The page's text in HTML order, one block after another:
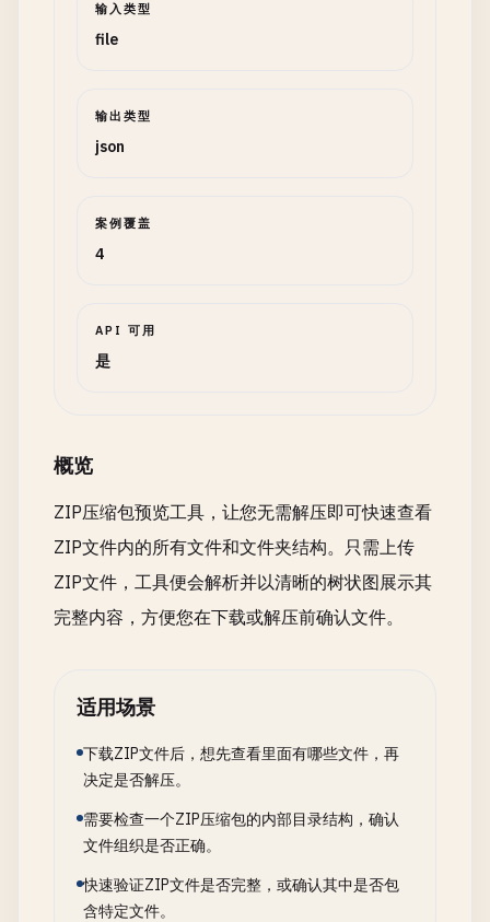
输入类型
file
输出类型
json
案例覆盖
4
API 可用
是
概览
ZIP压缩包预览工具，让您无需解压即可快速查看
ZIP文件内的所有文件和文件夹结构。只需上传
ZIP文件，工具便会解析并以清晰的树状图展示其
完整内容，方便您在下载或解压前确认文件。
适用场景
下载ZIP文件后，想先查看里面有哪些文件，再
决定是否解压。
需要检查一个ZIP压缩包的内部目录结构，确认
文件组织是否正确。
快速验证ZIP文件是否完整，或确认其中是否包
含特定文件。